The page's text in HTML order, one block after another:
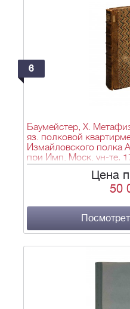
6
Баумейстер, Х.
яз. полковой
Измайловского полка
при Имп. Моск. ун-те,
см.
Цена
50